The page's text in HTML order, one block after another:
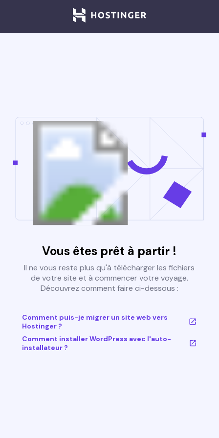
Vous êtes prêt à partir !
Il ne vous reste plus qu'à télécharger les fichiers
de votre site et à commencer votre voyage.
Découvrez comment faire ci-dessous :
Comment puis-je migrer un site web vers
Hostinger ?
Comment installer WordPress avec l'auto-
installateur ?